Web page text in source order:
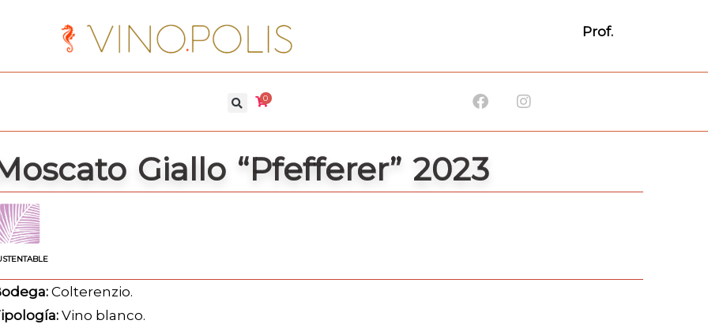
Prof.
0 FacebookInstagram
Giallo “Pfefferer” 2023
Colterenzio.
Vino blanco.